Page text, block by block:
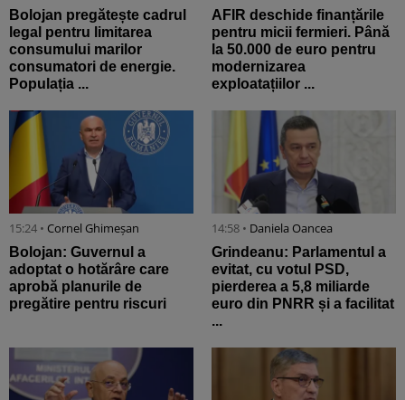
Bolojan pregătește cadrul
legal pentru limitarea
consumului marilor
consumatori de energie.
Populația ...
AFIR deschide finanțările
pentru micii fermieri. Până
la 50.000 de euro pentru
modernizarea
exploatațiilor ...
15:24 • Cornel Ghimeșan
Bolojan: Guvernul a
adoptat o hotărâre care
aprobă planurile de
pregătire pentru riscuri
14:58 • Daniela Oancea
Grindeanu: Parlamentul a
evitat, cu votul PSD,
pierderea a 5,8 miliarde
euro din PNRR și a facilitat
...